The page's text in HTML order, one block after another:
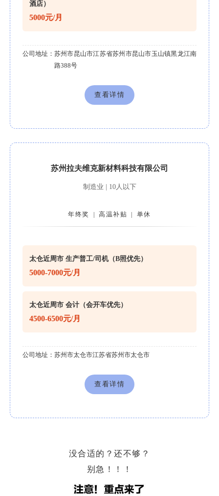
酒店）
5000元/月
公司地址： 苏州市昆山市江苏省苏州市昆山市玉山镇黑龙江南
路388号
查看详情
苏州拉夫维克新材料科技有限公司
制造业 | 10人以下
年终奖 高温补贴 单休
太仓近周市 生产普工/司机（B照优先）
5000-7000元/月
太仓近周市 会计（会开车优先）
4500-6500元/月
公司地址： 苏州市太仓市江苏省苏州市太仓市
查看详情
没合适的？还不够？
别急！！！